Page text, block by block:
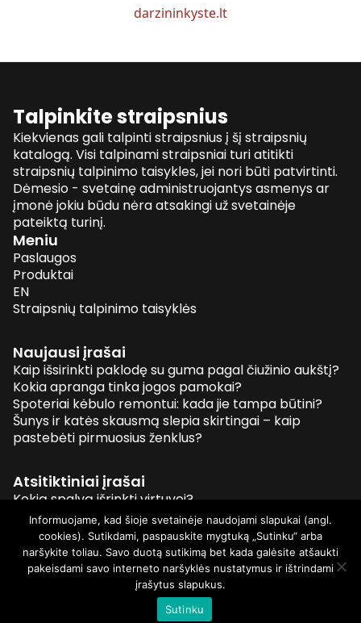
darzininkyste.lt
Talpinkite straipsnius
Kiekvienas gali talpinti straipsnius į šį straipsnių
katalogą. Visi talpinami straipsniai turi atitikti
straipsnių talpinimo taisykles, jei nori būti patvirtinti.
Dėmesio - svetainę administruojantys asmenys ar
įmonė jokiu būdu nėra atsakingi už svetainėje
pateiktą turinį.
Meniu
Paslaugos
Produktai
EN
Straipsnių talpinimo taisyklės
Naujausi įrašai
Kaip išsirinkti paklodę su guma pagal čiužinio aukštį?
Kokia apranga tinka jogos pamokai?
Spoteriai kėbulo remontui: kada jie tampa būtini?
Šunys ir katės skausmą slepia skirtingai – kaip
pastebėti pirmuosius ženklus?
Atsitiktiniai įrašai
Kokią spalvą išrinkti virtuvei?
Sveikos mitybos pagrindai
Geriausiai įvertinti vaikiški vežimėliai
Vonios žaislų ir maudynių nauda kūdikiui
© 2026 Visos teisės saugomos
Informuojame, kad šioje svetainėje naudojami slapukai (angl.
cookies). Sutikdami, paspauskite mygtuką „Sutinku“ arba
naršykite toliau. Savo duotą sutikimą bet kada galėsite atšaukti
pakeisdami savo interneto naršyklės nustatymus ir ištrindami
įrašytus slapukus.
Sutinku